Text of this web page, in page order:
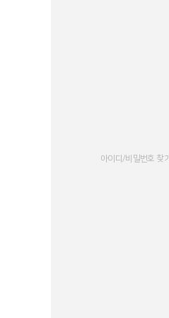
아이디/비밀번호 찾기